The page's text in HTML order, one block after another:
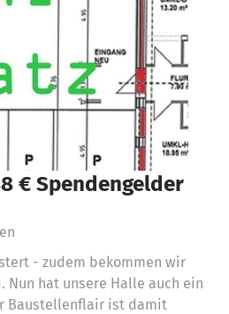
€ Spendengelder
- zudem bekommen wir
Nun hat unsere Halle auch ein
Baustellenflair ist damit